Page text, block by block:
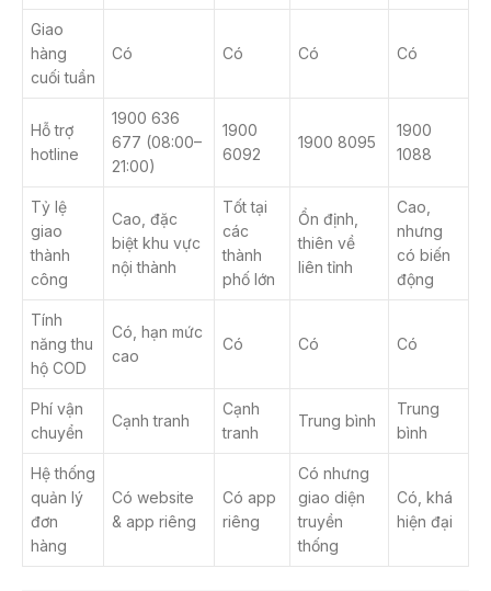
Giao
hàng
cuối tuần
Có Có Có Có
Hỗ trợ
hotline
1900 636
677 (08:00–
21:00)
1900
6092
1900 8095
1900
1088
Tỷ lệ
giao
thành
công
Cao, đặc
biệt khu vực
nội thành
Tốt tại
các
thành
phố lớn
Ổn định,
thiên về
liên tỉnh
Cao,
nhưng
có biến
động
Tính
năng thu
hộ COD
Có, hạn mức
cao
Có Có Có
Phí vận
chuyển
Cạnh tranh
Cạnh
tranh
Trung bình
Trung
bình
Hệ thống
quản lý
đơn
hàng
Có website
& app riêng
Có app
riêng
Có nhưng
giao diện
truyền
thống
Có, khá
hiện đại